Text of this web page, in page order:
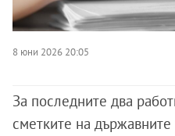
8 юни 2026 20:05
За последните два
сметките на